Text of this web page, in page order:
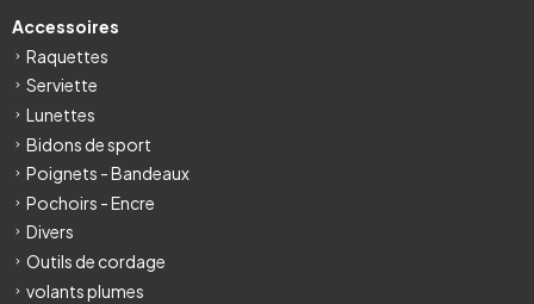
Accessoires
Raquettes
Serviette
Lunettes
Bidons de sport
Poignets - Bandeaux
Pochoirs - Encre
Divers
Outils de cordage
volants plumes